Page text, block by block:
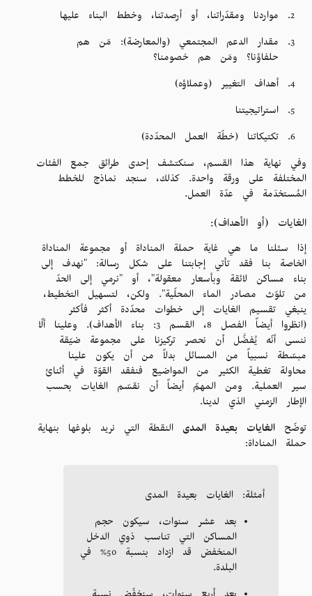
مواردنا ومقدّراتنا، أو أرصدتنا، وخطط البناء عليها
مقدار الدعم المجتمعي (والمعارضة): مَن هم
حلفاؤنا؟ ومَن هم خصومنا؟
أهداف التغيير (وعملاؤه)
استراتيجيتنا
تكتيكاتنا (خطّة العمل المحدّدة)
وفي نهاية هذا القسم، سنكتشف إحدى طرائق جمع الفئات
المختلفة على ورقة واحدة. كذلك، سنجد نماذج للخطط
المُستخدَمة في عدّة العمل.
الغايات (أو الأهداف):
إذا سئلنا ما هي غاية حملة المناداة أو مجموعة المناداة
الخاصة بنا فقد تأتي إجابتنا على شكل رسالة: "نهدف إلى
بناء مساكن لائقة وبأسعار معقولة"، أو "نرمي إلى الحدّ
من تلوّث مصادر الماء المحلّية". ولكن، لتسهيل التخطيط،
ينبغي تقسيم الغايات إلى خطوات محدّدة أكثر فأكثر
(انظروا أيضاً الفصل 8، القسم 3: بناء الأهداف). وعلينا ألّا
ننسى أنّه يُفضَّل أن نحصر تركيزنا على مجموعة ضيّقة
مبسّطة نسبياً من المسائل بدلاً من أن يكون علينا
محاولة تغطية الكثير من المواضيع فنفقد القوّة في أثنائ
سير العملية. ومن المهمّ أيضاً أن نقسّم الغايات بحسب
الإطار الزمني الذي لدينا.
توضّح الغايات بعيدة المدى النقطة التي نريد بلوغها بنهاية
حملة المناداة:
أمثلة: الغايات بعيدة المدى
بعد عشر سنوات، سيكون حجم
المساكن التي تناسب ذوي الدخل
المنخفض قد ازداد بنسبة 50% في
البلدة.